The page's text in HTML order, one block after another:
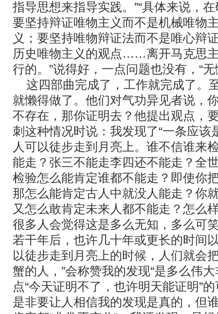
指导思想来指导实践。”“具体来说，
要坚持辩证唯物主义而不是机械唯物
义；要坚持唯物辩证法而不是唯心辩
历史唯物主义的观点……离开马克思
行的。”说得好，一点问题也没有，“无
这四部曲完成了，工作就完成了。
就懒得做了。他们对气功异见者说，
不存在，那你证明去？他提出观点，
刺这种情况时说：我发现了“一条应
人可以徒步走到月亮上。谁不信谁来
能走？张三不能走李四还不能走？全
检验怎么能肯定谁都不能走？即使你
那怎么能肯定古人中就没人能走？你
又怎么敢肯定未来人都不能走？怎么
很多人会觉得这是多么无知，多么可
若干年后，也许几十年或更长的时间
以徒步走到月亮上的时候，人们就会
蟹的人，”会称赞我的发现“是多么伟
点“今天证明不了，也许明天能证明”
是非要让人相信我的发现是真的，但